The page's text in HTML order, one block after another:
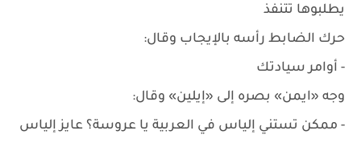
يطلبوها تتنفذ
حرك الضابط رأسه بالإيجاب وقال:
- أوامر سيادتك
وجه «ايمن» بصره إلى «إيلين» وقال:
- ممكن تستني إلياس في العربية يا عروسة؟ عايز إلياس